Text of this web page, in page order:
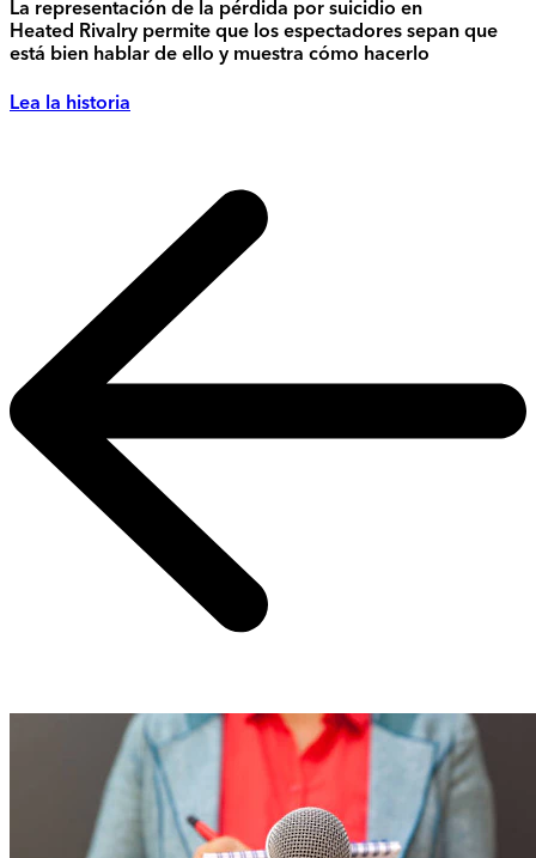
La representación de la pérdida por suicidio en
Heated Rivalry permite que los espectadores sepan que
está bien hablar de ello y muestra cómo hacerlo
Lea la historia